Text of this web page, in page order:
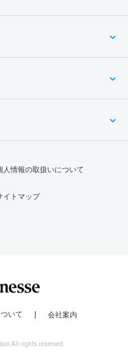
人情報の取扱いについて
イトマップ
いて 会社案内
All rights reserved.